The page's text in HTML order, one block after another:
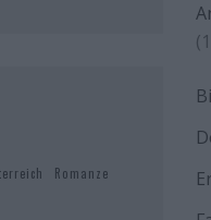
Romanze